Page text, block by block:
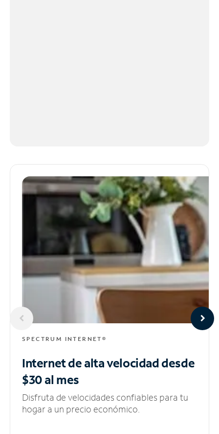
SPECTRUM INTERNET®
Internet de alta velocidaddesde
$30 al mes
Disfruta de velocidades confiables para tu
hogar a un precio económico.